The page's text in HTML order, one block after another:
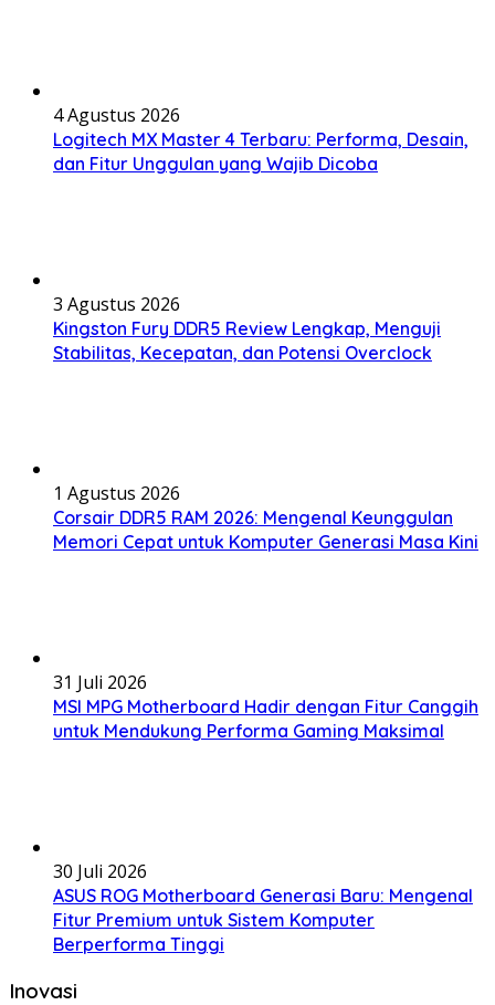
4 Agustus 2026
Logitech MX Master 4 Terbaru: Performa, Desain,
dan Fitur Unggulan yang Wajib Dicoba
3 Agustus 2026
Kingston Fury DDR5 Review Lengkap, Menguji
Stabilitas, Kecepatan, dan Potensi Overclock
1 Agustus 2026
Corsair DDR5 RAM 2026: Mengenal Keunggulan
Memori Cepat untuk Komputer Generasi Masa Kini
31 Juli 2026
MSI MPG Motherboard Hadir dengan Fitur Canggih
untuk Mendukung Performa Gaming Maksimal
30 Juli 2026
ASUS ROG Motherboard Generasi Baru: Mengenal
Fitur Premium untuk Sistem Komputer
Berperforma Tinggi
Inovasi